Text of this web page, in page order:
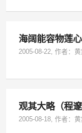
海阔能容物莲
2005-08-22, 作者：
观其大略（程邃
2005-08-18, 作者：